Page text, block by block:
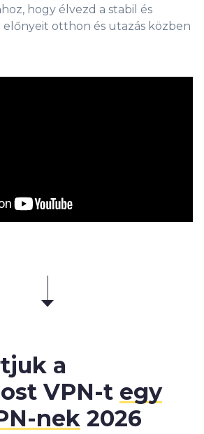
hogy élvezd a stabil és
előnyeit otthon és utazás közben
a
VPN-t egy
nek 2026